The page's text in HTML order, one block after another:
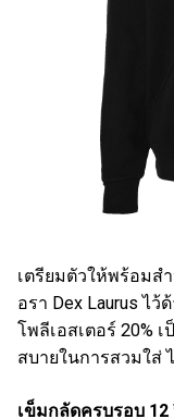
เตรียมตัวให้พร้อมส
อรา Dex Laurus ไ
โพลีเอสเตอร์ 20%
สบายในการสวมใส่
เข็มกลัดครบรอบ 12